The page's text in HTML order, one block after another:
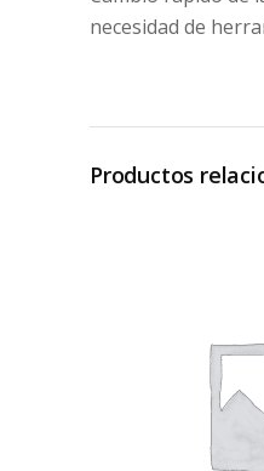
necesidad de
Productos